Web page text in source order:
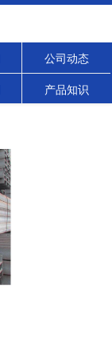
公司动态
产品知识